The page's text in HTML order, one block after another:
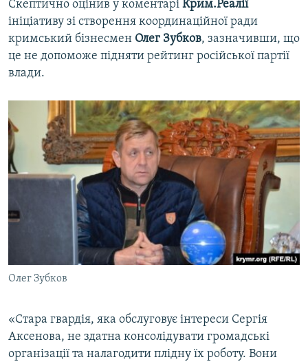
Скептично оцінив у коментарі Крим.Реалії
ініціативу зі створення координаційної ради
кримський бізнесмен Олег Зубков, зазначивши, що
це не допоможе підняти рейтинг російської партії
влади.
Олег Зубков
«Стара гвардія, яка обслуговує інтереси Сергія
Аксенова, не здатна консолідувати громадські
організації та налагодити плідну їх роботу. Вони